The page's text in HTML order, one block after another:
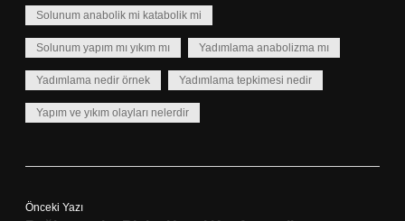
Solunum anabolik mi katabolik mi
Solunum yapım mı yıkım mı Yadımlama anabolizma mı
Yadımlama nedir örnek Yadımlama tepkimesi nedir
Yapım ve yıkım olayları nelerdir
Önceki Yazı